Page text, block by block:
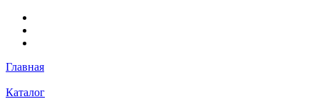
Главная
Каталог